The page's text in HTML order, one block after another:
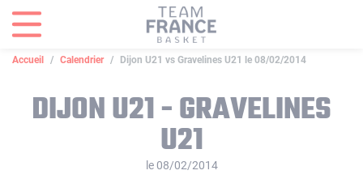
Accueil Calendrier Dijon U21 vs Gravelines U21 le 08/02/2014
DIJON U21 - GRAVELINES
U21
le 08/02/2014
Panneau de gestion des cookies